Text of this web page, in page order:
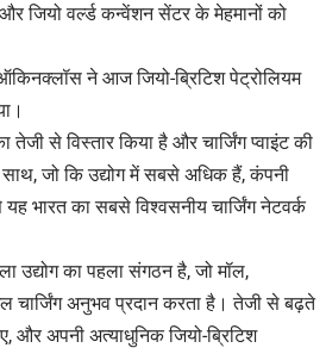
जियो वर्ल्ड कन्वेंशन सेंटर के मेहमानों को
ने आज जियो-ब्रिटिश पेट्रोलियम
से विस्तार किया है और चार्जिंग प्वाइंट की
जो कि उद्योग में सबसे अधिक हैं, कंपनी
भारत का सबसे विश्वसनीय चार्जिंग नेटवर्क
उद्योग का पहला संगठन है, जो मॉल,
चार्जिंग अनुभव प्रदान करता है। तेजी से बढ़ते
और अपनी अत्याधुनिक जियो-ब्रिटिश